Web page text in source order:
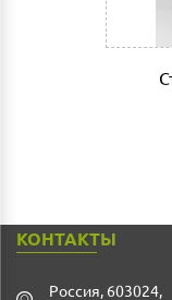
Дата доставки,
индивидуально.
Ждем Вас в нашем
КОНТАКТЫ
Россия, 603024,